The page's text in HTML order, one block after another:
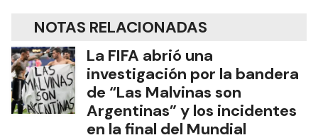
NOTAS RELACIONADAS
La FIFA abrió una
investigación por la bandera
de “Las Malvinas son
Argentinas” y los incidentes
en la final del Mundial